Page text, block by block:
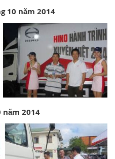
10 năm 2014
năm 2014